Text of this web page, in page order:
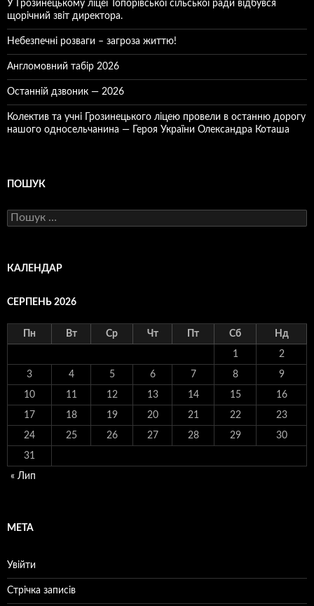
У Грозинецькому ліцеї Топорівської сільської ради відбувся
щорічний звіт директора.
Небезпечні розваги – загроза життю!
Англомовний табір 2026
Останній дзвоник — 2026
Колектив та учні Грозинецького ліцею провели в останню дорогу
нашого односельчанина — Героя України Олександра Коташа
ПОШУК
Пошук:
КАЛЕНДАР
СЕРПЕНЬ 2026
Пн Вт Ср Чт Пт Сб Нд
1 2
3 4 5 6 7 8 9
10 11 12 13 14 15 16
17 18 19 20 21 22 23
24 25 26 27 28 29 30
31
« Лип
МЕТА
Увійти
Стрічка записів